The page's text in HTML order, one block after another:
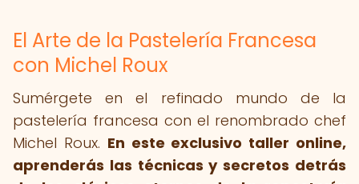
El Arte de la Pastelería Francesa
con Michel Roux
Sumérgete en el refinado mundo de la
pastelería francesa con el renombrado chef
Michel Roux. En este exclusivo taller online,
aprenderás las técnicas y secretos detrás